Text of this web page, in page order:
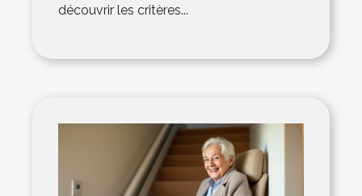
découvrir les critères...